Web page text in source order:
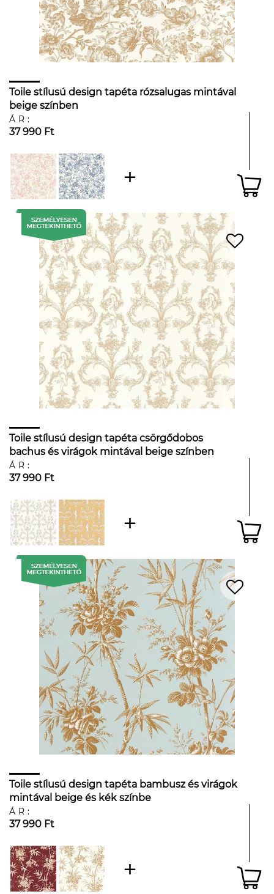
Toile stílusú design tapéta rózsalugas mintával
beige színben
ÁR:
37 990 Ft
Toile stílusú design tapéta csörgődobos
bachus és virágok mintával beige színben
ÁR:
37 990 Ft
Toile stílusú design tapéta bambusz és virágok
mintával beige és kék színbe
ÁR:
37 990 Ft